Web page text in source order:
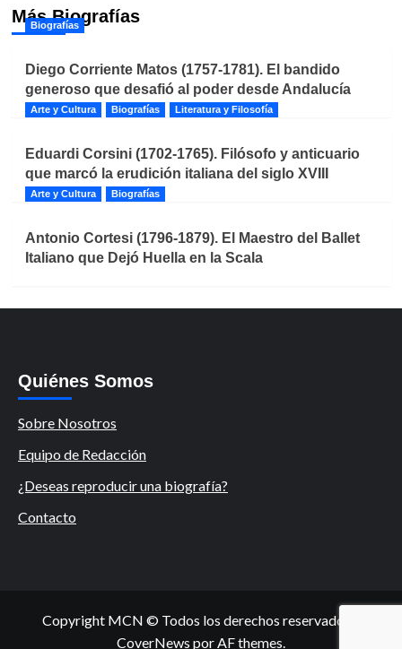
Más Biografías
Biografías
Diego Corriente Matos (1757-1781). El bandido
generoso que desafió al poder desde Andalucía
Arte y Cultura Biografías Literatura y Filosofía
Eduardi Corsini (1702-1765). Filósofo y anticuario
que marcó la erudición italiana del siglo XVIII
Arte y Cultura Biografías
Antonio Cortesi (1796-1879). El Maestro del Ballet
Italiano que Dejó Huella en la Scala
Quiénes Somos
Sobre Nosotros
Equipo de Redacción
¿Deseas reproducir una biografía?
Contacto
Copyright MCN © Todos los derechos reservados.
CoverNews por AF themes.